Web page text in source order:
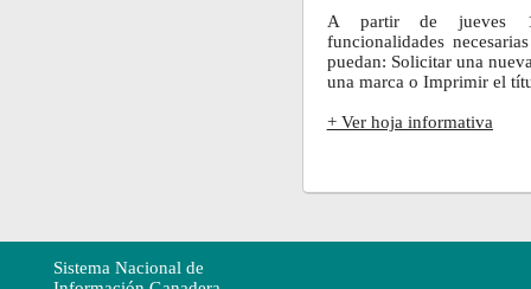
A partir de jueves
funcionalidades
puedan: Solicitar una
una marca o Imprimir el
+ Ver hoja informativa
Sistema Nacional de